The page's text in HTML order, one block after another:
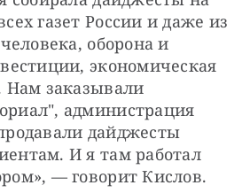
газет России и даже из
оборона и
экономическая
Нам заказывали
администрация
дайджесты
И я там работал
— говорит Кислов.